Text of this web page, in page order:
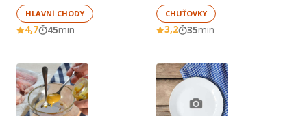
HLAVNÍ CHODY
4,7 45min
CHUŤOVKY
3,2 35min